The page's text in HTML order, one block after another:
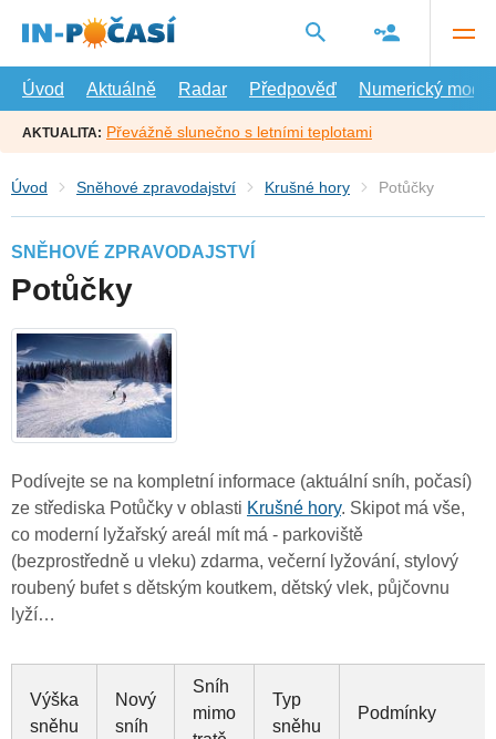
hlavní
Úvod
Aktuálně Radar Předpověď Numerický model
AKTUALITA: Převážně slunečno s letními teplotami
Úvod Sněhové zpravodajství Krušné hory Potůčky
SNĚHOVÉ ZPRAVODAJSTVÍ
Potůčky
Podívejte se na kompletní informace (aktuální sníh, počasí)
ze střediska Potůčky v oblasti Krušné hory. Skipot má vše,
co moderní lyžařský areál mít má - parkoviště
(bezprostředně u vleku) zdarma, večerní lyžování, stylový
roubený bufet s dětským koutkem, dětský vlek, půjčovnu
lyží…
Výška
sněhu
Nový
sníh
Sníh
mimo
Typ
sněhu
Podmínky